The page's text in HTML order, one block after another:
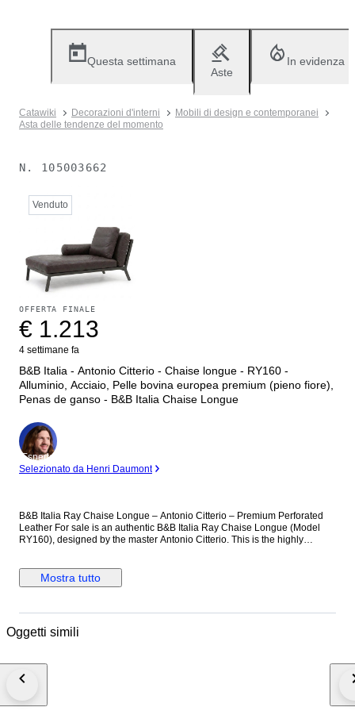
Questa settimana
Aste
In evidenza
Catawiki Decorazioni d'interni
Mobili di design e contemporanei
Asta delle tendenze del momento
N. 105003662
Venduto
OFFERTA FINALE
€ 1.213
4 settimane fa
B&B Italia - Antonio Citterio - Chaise longue - RY160 -
Alluminio, Acciaio, Pelle bovina europea premium (pieno fiore),
Penas de ganso - B&B Italia Chaise Longue
Esperto
Selezionato da Henri Daumont
B&B Italia Ray Chaise Longue – Antonio Citterio – Premium Perforated
Leather For sale is an authentic B&B Italia Ray Chaise Longue (Model
RY160), designed by the master Antonio Citterio. This is the highly
factory-engineered micro-perforations in the leather cushions—a high-
end technical detail from B&B Italia that allows for air ventilation, ensuring
Condition Report: ​Upholstery: 100% Genuine Premium Leather. The
technical venting holes. ​Structure: Firm and comfortable. The
affect the structural integrity or comfort. It is easily repairable by a leather
(spotting), consistent with age, which can be treated with metal polish. ​
Mostra tutto
Oggetti simili